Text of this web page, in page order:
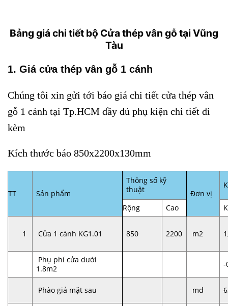
Bảng giá chi tiết bộ Cửa thép vân gỗ tại Vũng
Tàu
1. Giá cửa thép vân gỗ 1 cánh
Chúng tôi xin gửi tới báo giá chi tiết cửa thép vân
gỗ 1 cánh tại Tp.HCM đầy đủ phụ kiện chi tiết đi
kèm
Kích thước báo 850x2200x130mm
TT Sản phẩm
Thông số kỹ
thuật
Đơn vị
Rộng Cao
1 Cửa 1 cánh KG1.01 850 2200 m2
Phụ phí cửa dưới
1.8m2
-
Phào giả mặt sau md